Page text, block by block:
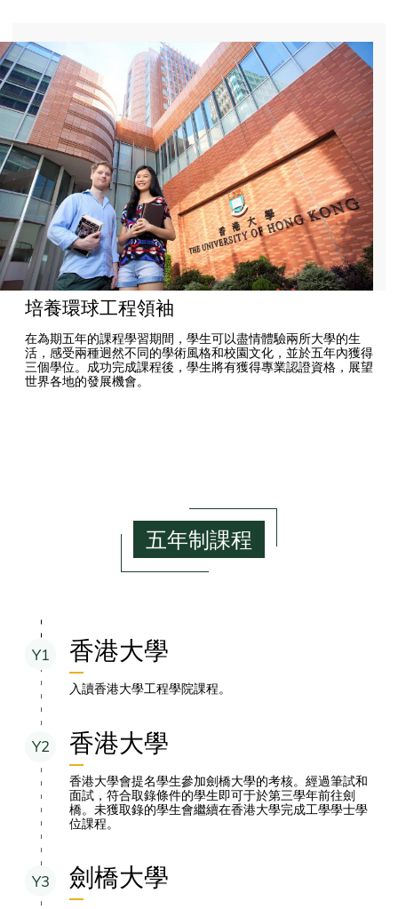
培養環球工程領袖
在為期五年的課程學習期間，學生可以盡情體驗兩所大學的生
活，感受兩種迥然不同的學術風格和校園文化，並於五年內獲得
三個學位。成功完成課程後，學生將有獲得專業認證資格，展望
世界各地的發展機會。
五年制課程
Y1 香港大學
入讀香港大學工程學院課程。
Y2 香港大學
香港大學會提名學生參加劍橋大學的考核。經過筆試和
面試，符合取錄條件的學生即可于於第三學年前往劍
橋。未獲取錄的學生會繼續在香港大學完成工學學士學
位課程。
Y3 劍橋大學